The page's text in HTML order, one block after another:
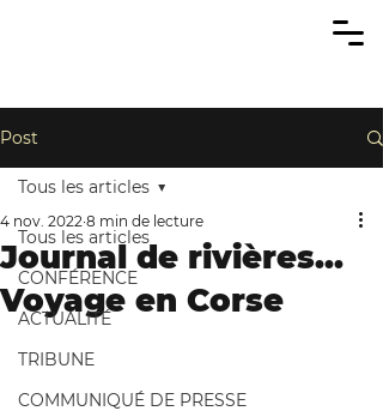
Post
Tous les articles
CONFÉRENCE
ACTUALITÉ
TRIBUNE
COMMUNIQUÉ DE PRESSE
Tous les articles
Journal de rivières...
Voyage en Corse
4 nov. 2022 8 min de lecture